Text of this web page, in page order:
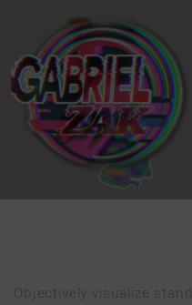
Objectively visualize